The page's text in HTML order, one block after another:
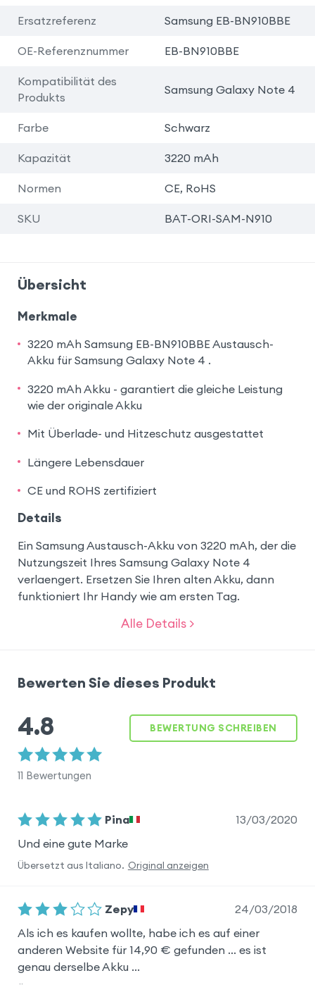
Ersatzreferenz Samsung EB-BN910BBE
OE-Referenznummer EB-BN910BBE
Kompatibilität des
Produkts
Samsung Galaxy Note 4
Farbe Schwarz
Kapazität 3220 mAh
Normen CE, RoHS
SKU BAT-ORI-SAM-N910
Übersicht
Merkmale
3220 mAh Samsung EB-BN910BBE Austausch-
Akku für Samsung Galaxy Note 4 .
3220 mAh Akku - garantiert die gleiche Leistung
wie der originale Akku
Mit Überlade- und Hitzeschutz ausgestattet
Längere Lebensdauer
CE und ROHS zertifiziert
Details
Ein Samsung Austausch-Akku von 3220 mAh, der die
Nutzungszeit Ihres Samsung Galaxy Note 4
verlaengert. Ersetzen Sie Ihren alten Akku, dann
funktioniert Ihr Handy wie am ersten Tag.
Alle Details >
Bewerten Sie dieses Produkt
4.8
11 Bewertungen
BEWERTUNG SCHREIBEN
Pina
13/03/2020
Und eine gute Marke
Übersetzt aus Italiano. Original anzeigen
Zepy
24/03/2018
Als ich es kaufen wollte, habe ich es auf einer
anderen Website für 14,90 € gefunden … es ist
genau derselbe Akku …